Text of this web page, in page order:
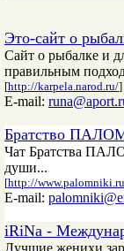
Это-сайт о
Сайт о рыбалке и
правильным
[http://karpela.narod.ru/]
E-mail:
Братство
Чат Братства
души...
[http://www.palomniki.ru
E-mail:
iRiNa -
Лучшие женихи